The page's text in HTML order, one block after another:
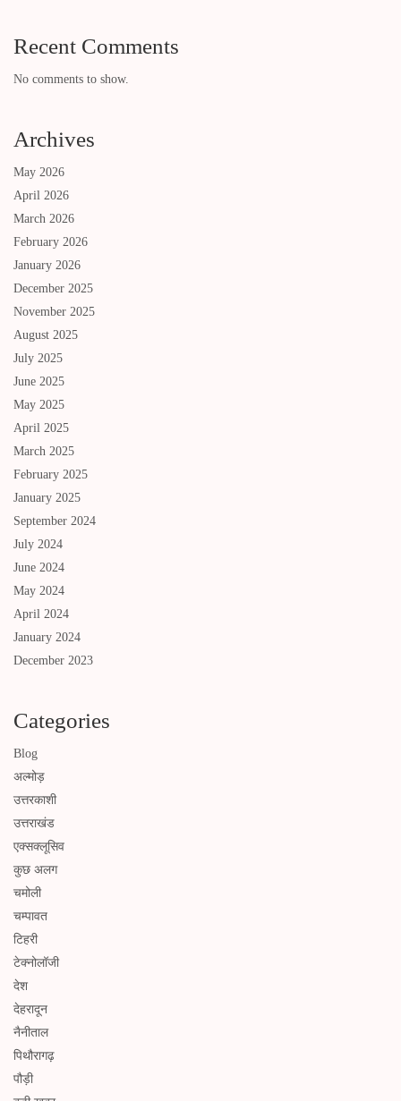
Recent Comments
No comments to show.
Archives
May 2026
April 2026
March 2026
February 2026
January 2026
December 2025
November 2025
August 2025
July 2025
June 2025
May 2025
April 2025
March 2025
February 2025
January 2025
September 2024
July 2024
June 2024
May 2024
April 2024
January 2024
December 2023
Categories
Blog
अल्मोड़
उत्तरकाशी
उत्तराखंड
एक्सक्लूसिव
कुछ अलग
चमोली
चम्पावत
टिहरी
टेक्नोलॉजी
देश
देहरादून
नैनीताल
पिथौरागढ़
पौड़ी